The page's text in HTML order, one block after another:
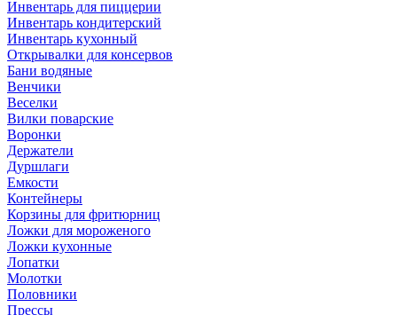
Инвентарь для пиццерии
Инвентарь кондитерский
Инвентарь кухонный
Открывалки для консервов
Бани водяные
Венчики
Веселки
Вилки поварские
Воронки
Держатели
Дуршлаги
Емкости
Контейнеры
Корзины для фритюрниц
Ложки для мороженого
Ложки кухонные
Лопатки
Молотки
Половники
Прессы